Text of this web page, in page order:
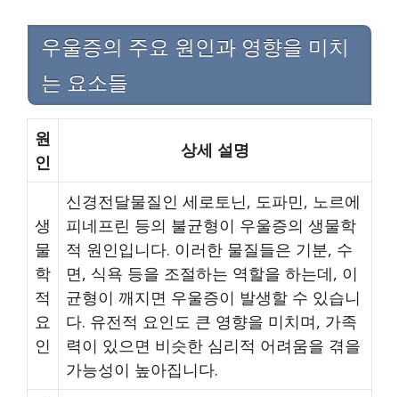
우울증의 주요 원인과 영향을 미치
는 요소들
원
인
상세 설명
생
물
학
적
요
인
신경전달물질인 세로토닌, 도파민, 노르에
피네프린 등의 불균형이 우울증의 생물학
적 원인입니다. 이러한 물질들은 기분, 수
면, 식욕 등을 조절하는 역할을 하는데, 이
균형이 깨지면 우울증이 발생할 수 있습니
다. 유전적 요인도 큰 영향을 미치며, 가족
력이 있으면 비슷한 심리적 어려움을 겪을
가능성이 높아집니다.